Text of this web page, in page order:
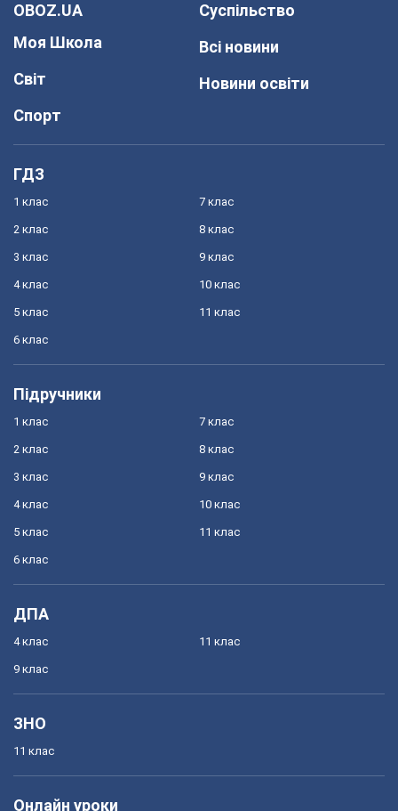
OBOZ.UA
Моя Школа
Світ
Спорт
Суспільство
Всі новини
Новини освіти
ГДЗ
1 клас
2 клас
3 клас
4 клас
5 клас
6 клас
7 клас
8 клас
9 клас
10 клас
11 клас
Підручники
1 клас
2 клас
3 клас
4 клас
5 клас
6 клас
7 клас
8 клас
9 клас
10 клас
11 клас
ДПА
4 клас
9 клас
11 клас
ЗНО
11 клас
Онлайн уроки